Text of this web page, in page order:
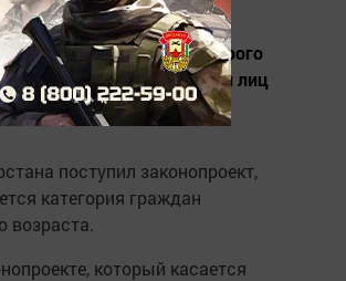
срок, в течение которого
отнесены к категории лиц
возраста.
поступил законопроект,
категория граждан
возраста.
который касается